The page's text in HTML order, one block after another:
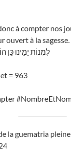
à compter nos
à la sagesse.
לִמְנוֹת יָמֵינוּ
= 963
la guematria